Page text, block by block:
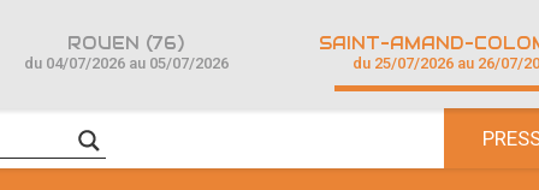
ROUEN (76)
du 04/07/2026 au 05/07/2026 du 25/07/2026 au 26/07/